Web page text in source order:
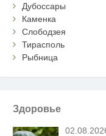
Дубоссары
Каменка
Слободзея
Тирасполь
Рыбница
Здоровье